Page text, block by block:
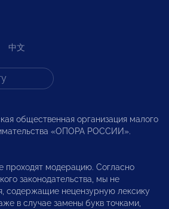
中文
общественная организация малого
«ОПОРА РОССИИ».
проходят модерацию. Согласно
законодательства, мы не
содержащие нецензурную лексику
в случае замены букв точками,